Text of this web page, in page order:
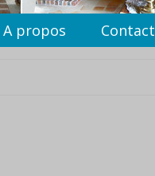
A propos Contact